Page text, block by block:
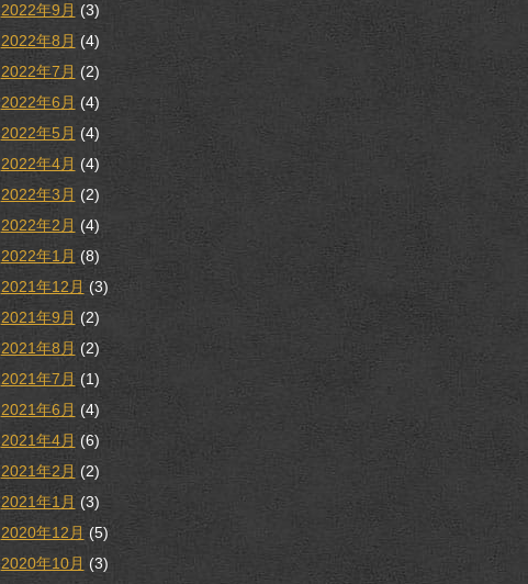
2022年9月 (3)
2022年8月 (4)
2022年7月 (2)
2022年6月 (4)
2022年5月 (4)
2022年4月 (4)
2022年3月 (2)
2022年2月 (4)
2022年1月 (8)
2021年12月 (3)
2021年9月 (2)
2021年8月 (2)
2021年7月 (1)
2021年6月 (4)
2021年4月 (6)
2021年2月 (2)
2021年1月 (3)
2020年12月 (5)
2020年10月 (3)